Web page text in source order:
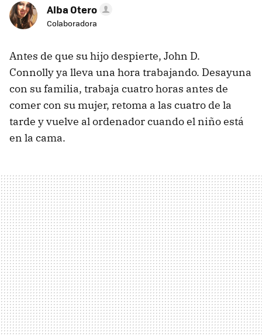
Alba Otero
Colaboradora
Antes de que su hijo despierte, John D.
Connolly ya lleva una hora trabajando. Desayuna
con su familia, trabaja cuatro horas antes de
comer con su mujer, retoma a las cuatro de la
tarde y vuelve al ordenador cuando el niño está
en la cama.